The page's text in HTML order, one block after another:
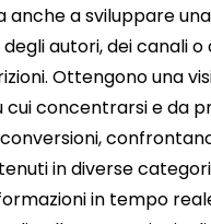
anche a sviluppare
autori, dei canali o
Ottengono una
cui concentrarsi e da
in diverse
in tempo